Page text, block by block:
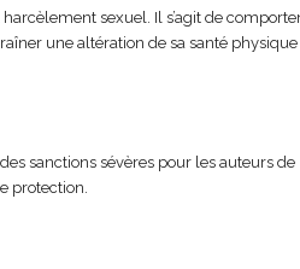
sexuel. Il s’agit de
une altération de sa santé physique
sanctions sévères pour les auteurs de
protection.